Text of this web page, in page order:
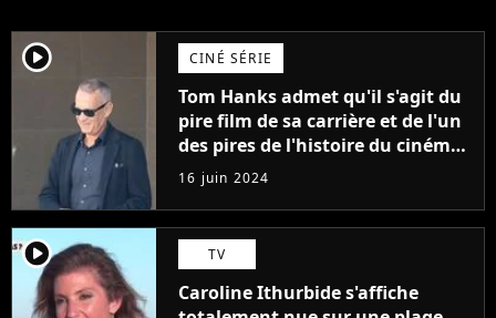
player2 CINÉ SÉRIE
Tom Hanks admet qu'il s'agit du
pire film de sa carrière et de l'un
des pires de l'histoire du cinéma :
"L'un des films les plus
médiocres jamais réalisés"
16 juin 2024
player2 TV
Caroline Ithurbide s'affiche